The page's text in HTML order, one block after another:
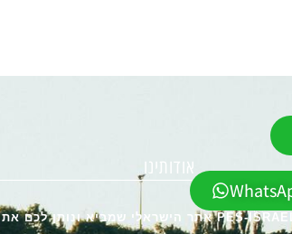
אודותינו
אנחנו PES-ISRAEL אתר הישראלי שמביא ונותן לכם את